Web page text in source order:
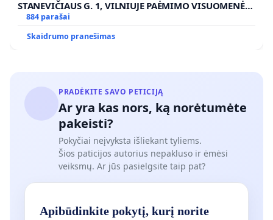
STANEVIČIAUS G. 1, VILNIUJE PAĖMIMO VISUOMENĖS
POREIKIAMS (IŠPIRKIMO) IR JO PRITAIKYMO VIEŠAJAI
ŽELDYNŲ FUNKCIJAI
884 parašai
Skaidrumo pranešimas
PRADĖKITE SAVO PETICIJĄ
Ar yra kas nors, ką norėtumėte
pakeisti?
Pokyčiai neįvyksta išliekant tyliems.
Šios paticijos autorius nepakluso ir ėmėsi
veiksmų. Ar jūs pasielgsite taip pat?
Apibūdinkite pokytį, kurį norite